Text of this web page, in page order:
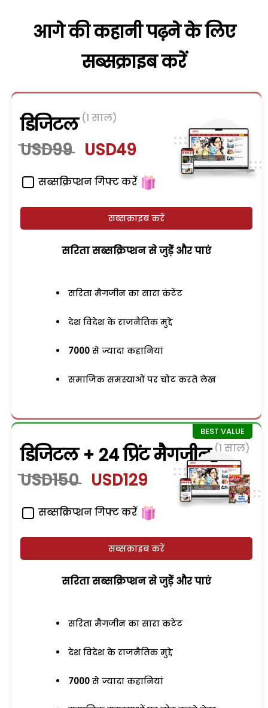
आगे की कहानी पढ़ने के लिए
सब्सक्राइब करें
डिजिटल (1 साल)
USD99 USD49
सब्सक्रिप्शन गिफ्ट करें
सब्सक्राइब करें
सरिता सब्सक्रिप्शन से जुड़ेें और पाएं
सरिता मैगजीन का सारा कंटेंट
देश विदेश के राजनैतिक मुद्दे
7000 से ज्यादा कहानियां
समाजिक समस्याओं पर चोट करते लेख
डिजिटल + 24 प्रिंट मैगजीन (1 साल)
USD150 USD129
सब्सक्रिप्शन गिफ्ट करें
सब्सक्राइब करें
सरिता सब्सक्रिप्शन से जुड़ेें और पाएं
सरिता मैगजीन का सारा कंटेंट
देश विदेश के राजनैतिक मुद्दे
7000 से ज्यादा कहानियां